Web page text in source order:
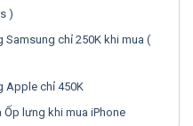
)
Samsung chỉ 250K khi mua (
Apple chỉ 450K
Ốp lưng khi mua iPhone